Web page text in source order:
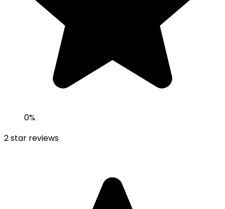
0%
2star reviews